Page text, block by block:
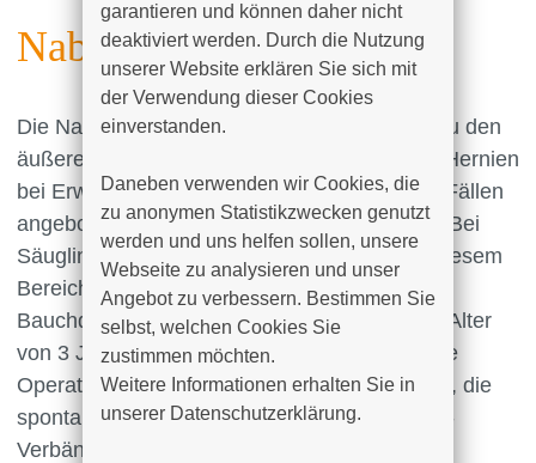
Nabelhernie
Die Nabelhernie (lat.: Umbilicalhernie) zählt zu den
äußeren Hernien und macht etwa 10 % aller Hernien
bei Erwachsenen aus. Sie ist in den meisten Fällen
angeboren, kann aber auch später auftreten. Bei
Säuglingen sind Nabelbrüche durch eine in diesem
Bereich noch nicht vollständig ausgebildete
Bauchdecke häufig und können sich bis zum Alter
von 3 Jahren noch spontan zurückbilden. Eine
Operation ist in diesen Fällen nicht notwendig, die
spontane Rückbildung kann mit Pflasterzügel-
Verbänden unterstützt werden.
garantieren und können daher nicht
deaktiviert werden. Durch die Nutzung
unserer Website erklären Sie sich mit
der Verwendung dieser Cookies
einverstanden.
Daneben verwenden wir Cookies, die
zu anonymen Statistikzwecken genutzt
werden und uns helfen sollen, unsere
Webseite zu analysieren und unser
Angebot zu verbessern. Bestimmen Sie
selbst, welchen Cookies Sie
zustimmen möchten.
Weitere Informationen erhalten Sie in
unserer Datenschutzerklärung.